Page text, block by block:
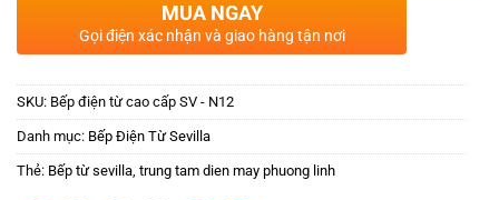
MUA NGAY
Gọi điện xác nhận và giao hàng tận nơi
SKU: Bếp điện từ cao cấp SV - N12
Danh mục: Bếp Điện Từ Sevilla
Thẻ: Bếp từ sevilla, trung tam dien may phuong linh